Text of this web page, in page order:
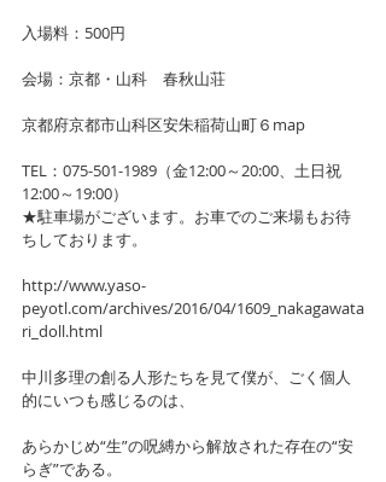
入場料：500円
会場：京都・山科　春秋山荘
京都府京都市山科区安朱稲荷山町６map
TEL：075-501-1989（金12:00～20:00、土日祝
12:00～19:00）
★駐車場がございます。お車でのご来場もお待
ちしております。
http://www.yaso-
peyotl.com/archives/2016/04/1609_nakagawata
ri_doll.html
中川多理の創る人形たちを見て僕が、ごく個人
的にいつも感じるのは、
あらかじめ“生”の呪縛から解放された存在の“安
らぎ”である。